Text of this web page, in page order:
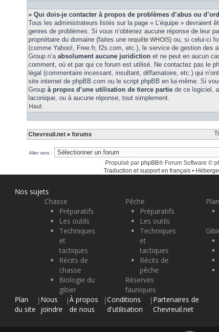
» Qui dois-je contacter à propos de problèmes d’abus ou
Tous les administrateurs listés sur la page « L’équipe » devraient
genres de problèmes. Si vous n’obtenez aucune réponse de leur
propriétaire du domaine (faites une requête WHOIS) ou, si celui-ci
(comme Yahoo!, Free.fr, f2s.com, etc.), le service de gestion des
Group n’a absolument aucune juridiction et ne peut en aucun
comment, où et par qui ce forum est utilisé. Ne contactez pas le
légal (commentaire incessant, insultant, diffamatoire, etc.) qui
site internet de phpBB.com ou le script phpBB en lui-même. Si
Group à propos d’une utilisation de tierce partie de ce logiciel,
laconique, ou à aucune réponse, tout simplement.
Haut
Chevreuil.net » forums
Aller vers :
Propulsé par phpBB® Forum Software ©
Traduction et support en français •
Nos sujets
Chasse
Préparatifs
Les outils
Techniques
et
tactiques
Récits de
chasse
Biologie du
gibier
Pêche
Préparatifs
Les outils
Techniques
et
tactiques
Récits de
pêche
Réserves
fauniques
Plan
du site
| Nous
joindre
|À propos
de nous
|Conditions
d'utilisation
| Partenaires de
Chevreuil.net